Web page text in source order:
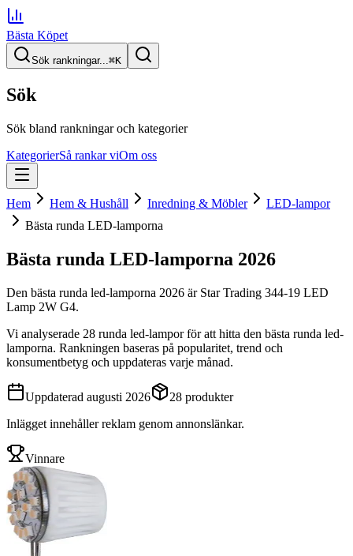
Bästa Köpet
Sök rankningar...⌘K
Sök
Sök bland rankningar och kategorier
KategorierSå rankar viOm oss
Hem Hem & Hushåll Inredning & Möbler
LED-lampor
Bästa runda LED-lamporna
Bästa runda LED-lamporna 2026
Den bästa runda led-lamporna 2026 är Star Trading 344-19 LED
Lamp 2W G4.
Vi analyserade 28 runda led-lamporför att hitta den bästa runda led-
lamporna. Rankningen baseras på popularitet, trend och
konsumentbetyg och uppdateras varje månad.
Uppdaterad augusti 2026 28 produkter
Inlägget innehåller reklam genom annonslänkar.
Vinnare